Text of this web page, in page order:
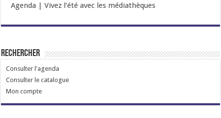
Agenda | Vivez l’été avec les médiathèques
Rechercher
Consulter l'agenda
Consulter le catalogue
Mon compte